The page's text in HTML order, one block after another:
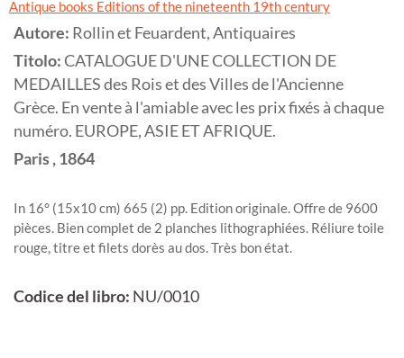
Antique books Editions of the nineteenth 19th century
Autore: Rollin et Feuardent, Antiquaires
Titolo:CATALOGUE D'UNE COLLECTION DE
MEDAILLES des Rois et des Villes de l'Ancienne
Grèce. En vente à l'amiable avec les prix fixés à chaque
numéro. EUROPE, ASIE ET AFRIQUE.
Paris,1864
In 16° (15x10 cm) 665 (2) pp. Edition originale. Offre de 9600
pièces. Bien complet de 2 planches lithographiées. Réliure toile
rouge, titre et filets dorès au dos. Très bon état.
Codice del libro: NU/0010